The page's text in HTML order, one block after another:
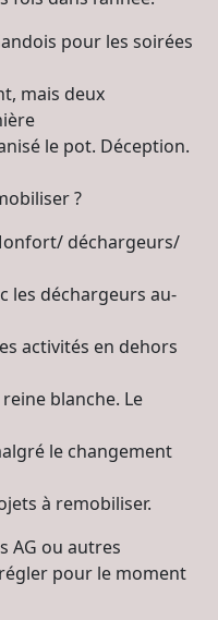
pour les soirées
mais deux
le pot. Déception.
?
déchargeurs/
les déchargeurs au-
activités en dehors
blanche. Le
le changement
à remobiliser.
AG ou autres
pour le moment